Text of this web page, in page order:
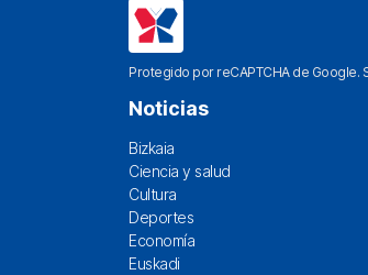
Protegido por reCAPTCHA de Google.
Noticias
Bizkaia
Ciencia y salud
Cultura
Deportes
Economía
Euskadi